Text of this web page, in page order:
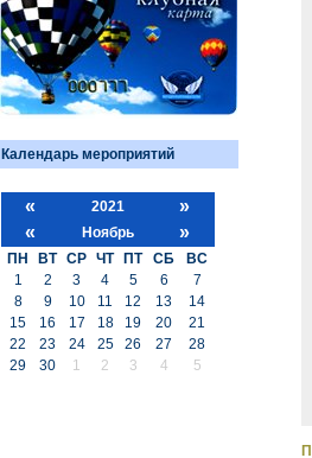
Календарь мероприятий
« 2021
»
«
Ноябрь »
ПН ВТ СР ЧТ ПТ СБ
ВС
1
2 3 4 5 6
7
8
9 10 11 12 13
14
15
16 17 18 19 20
21
22
23 24 25 26 27
28
29
30 1 2 3 4 5